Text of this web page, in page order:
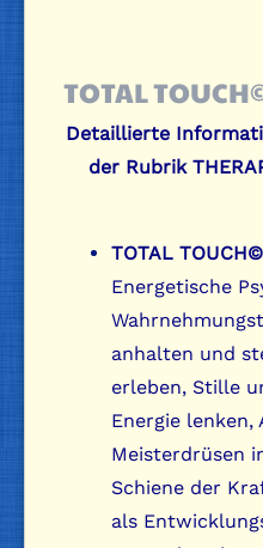
TOTAL
Detaillierte
der Rubrik
TOTAL
Energetische
anhalten und
erleben, Stille
Energie
Meisterdrüsen
Schiene der
als